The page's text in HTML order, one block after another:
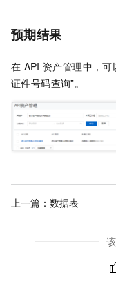
预期结果
在 API 资产管理中，
证件号码查询”。
上一篇： 数据表